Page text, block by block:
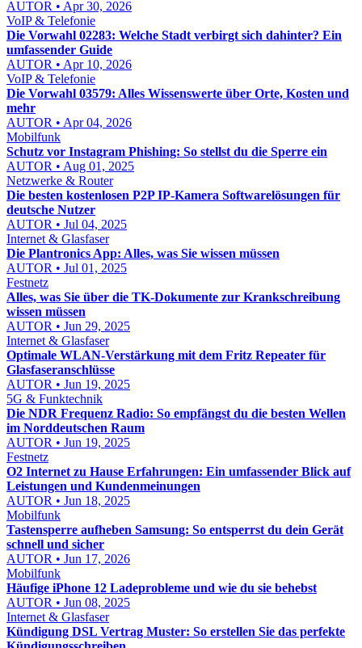
AUTOR • Apr 30, 2026
VoIP & Telefonie
Die Vorwahl 02283: Welche Stadt verbirgt sich dahinter? Ein
umfassender Guide
AUTOR • Apr 10, 2026
VoIP & Telefonie
Die Vorwahl 03579: Alles Wissenswerte über Orte, Kosten und
mehr
AUTOR • Apr 04, 2026
Mobilfunk
Schutz vor Instagram Phishing: So stellst du die Sperre ein
AUTOR • Aug 01, 2025
Netzwerke & Router
Die besten kostenlosen P2P IP-Kamera Softwarelösungen für
deutsche Nutzer
AUTOR • Jul 04, 2025
Internet & Glasfaser
Die Plantronics App: Alles, was Sie wissen müssen
AUTOR • Jul 01, 2025
Festnetz
Alles, was Sie über die TK-Dokumente zur Krankschreibung
wissen müssen
AUTOR • Jun 29, 2025
Internet & Glasfaser
Optimale WLAN-Verstärkung mit dem Fritz Repeater für
Glasfaseranschlüsse
AUTOR • Jun 19, 2025
5G & Funktechnik
Die NDR Frequenz Radio: So empfängst du die besten Wellen
im Norddeutschen Raum
AUTOR • Jun 19, 2025
Festnetz
O2 Internet zu Hause Erfahrungen: Ein umfassender Blick auf
Leistungen und Kundenmeinungen
AUTOR • Jun 18, 2025
Mobilfunk
Tastensperre aufheben Samsung: So entsperrst du dein Gerät
schnell und sicher
AUTOR • Jun 17, 2026
Mobilfunk
Häufige iPhone 12 Ladeprobleme und wie du sie behebst
AUTOR • Jun 08, 2025
Internet & Glasfaser
Kündigung DSL Vertrag Muster: So erstellen Sie das perfekte